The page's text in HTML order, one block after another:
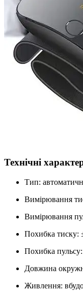
Технічні
Тип:
Вимірювання
Вимірювання
Похибка тиску:
Похибка
Довжина
Живлення: